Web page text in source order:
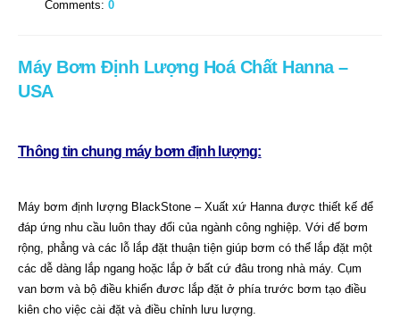
Comments: 0
Máy Bơm Định Lượng Hoá Chất Hanna –
USA
Thông tin chung máy bơm định lượng:
Máy bơm định lượng BlackStone – Xuất xứ Hanna được thiết kế để
đáp ứng nhu cầu luôn thay đổi của ngành công nghiệp. Với đế bơm
rộng, phẳng và các lỗ lắp đặt thuận tiện giúp bơm có thể lắp đặt một
các dễ dàng lắp ngang hoặc lắp ở bất cứ đâu trong nhà máy. Cụm
van bơm và bộ điều khiển đươc lắp đặt ở phía trước bơm tạo điều
kiên cho việc cài đặt và điều chỉnh lưu lượng.